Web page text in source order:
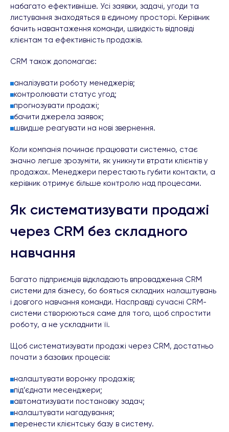
набагато ефективніше. Усі заявки, задачі, угоди та
листування знаходяться в єдиному просторі. Керівник
бачить навантаження команди, швидкість відповіді
клієнтам та ефективність продажів.
CRM також допомагає:
аналізувати роботу менеджерів;
контролювати статус угод;
прогнозувати продажі;
бачити джерела заявок;
швидше реагувати на нові звернення.
Коли компанія починає працювати системно, стає
значно легше зрозуміти, як уникнути втрати клієнтів у
продажах. Менеджери перестають губити контакти, а
керівник отримує більше контролю над процесами.
Як систематизувати продажі
через CRM без складного
навчання
Багато підприємців відкладають впровадження CRM
системи для бізнесу, бо бояться складних налаштувань
і довгого навчання команди. Насправді сучасні CRM-
системи створюються саме для того, щоб спростити
роботу, а не ускладнити її.
Щоб систематизувати продажі через CRM, достатньо
почати з базових процесів:
налаштувати воронку продажів;
під’єднати месенджери;
автоматизувати постановку задач;
налаштувати нагадування;
перенести клієнтську базу в систему.